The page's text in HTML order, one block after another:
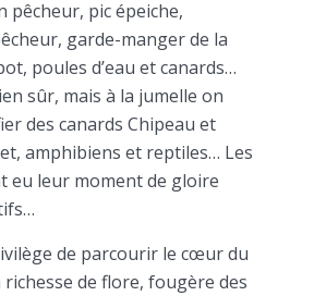
pêcheur, pic épeiche,
garde-manger de la
poules d’eau et canards…
sûr, mais à la jumelle on
des canards Chipeau et
amphibiens et reptiles… Les
eu leur moment de gloire
de parcourir le cœur du
richesse de flore, fougère des